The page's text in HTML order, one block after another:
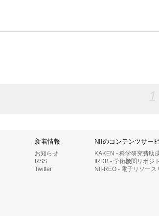
新着情報
お知らせ
RSS
Twitter
NIIのコンテンツサー
KAKEN - 科学研究費助
IRDB - 学術機関リポジ
NII-REO - 電子リソース